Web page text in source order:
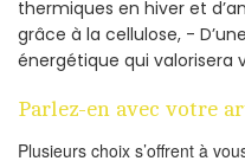
thermiques en hiver et
grâce à la cellulose, -
énergétique qui valorisera
Parlez-en avec votre
Plusieurs choix s’offrent à